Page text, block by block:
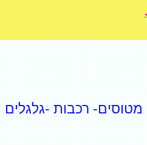
רכבות -גלגלים